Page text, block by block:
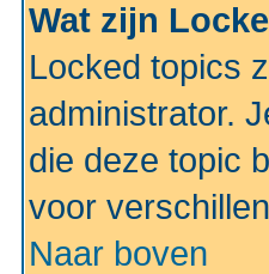
Wat zijn
Locked topics
administrator.
die deze topic
voor
Naar boven